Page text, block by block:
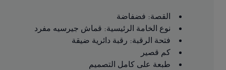
القصة: فضفاضة
نوع الخامة الرئيسية: قماش جيرسيه مفرد
فتحة الرقبة: رقبة دائرية ضيقة
كم قصير
طبعة على كامل التصميم